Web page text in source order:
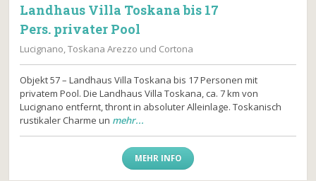
Landhaus Villa Toskana bis 17
Pers. privater Pool
Lucignano, Toskana Arezzo und Cortona
Objekt 57 – Landhaus Villa Toskana bis 17 Personen mit
privatem Pool. Die Landhaus Villa Toskana, ca. 7 km von
Lucignano entfernt, thront in absoluter Alleinlage. Toskanisch
rustikaler Charme un mehr...
MEHR INFO